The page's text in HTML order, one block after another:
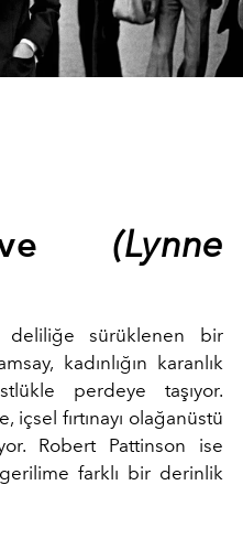
(Lynne
deliliğe sürüklenen bir
kadınlığın karanlık
perdeye taşıyor.
içsel fırtınayı olağanüstü
Robert Pattinson ise
farklı bir derinlik